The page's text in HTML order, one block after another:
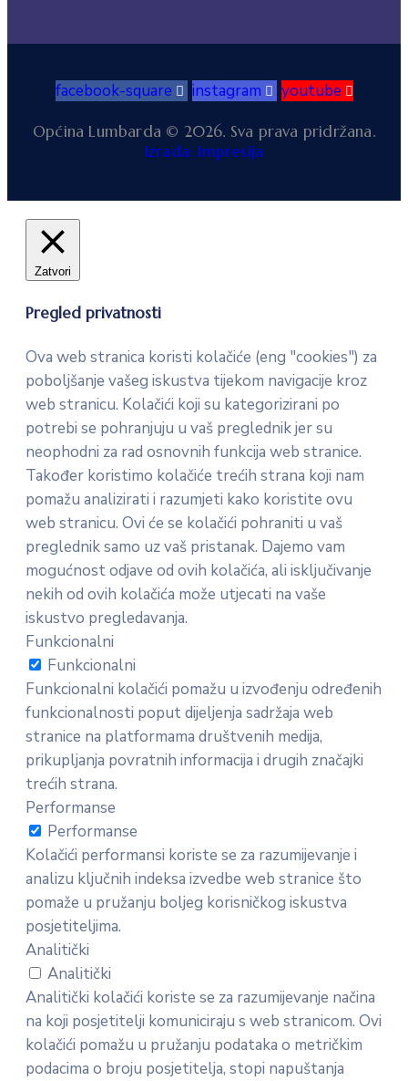
facebook-square instagram youtube
Općina Lumbarda © 2026. Sva prava pridržana.
Izrada: Impresija
Zatvori
Pregled privatnosti
Ova web stranica koristi kolačiće (eng "cookies") za
poboljšanje vašeg iskustva tijekom navigacije kroz
web stranicu. Kolačići koji su kategorizirani po
potrebi se pohranjuju u vaš preglednik jer su
neophodni za rad osnovnih funkcija web stranice.
Također koristimo kolačiće trećih strana koji nam
pomažu analizirati i razumjeti kako koristite ovu
web stranicu. Ovi će se kolačići pohraniti u vaš
preglednik samo uz vaš pristanak. Dajemo vam
mogućnost odjave od ovih kolačića, ali isključivanje
nekih od ovih kolačića može utjecati na vaše
iskustvo pregledavanja.
Funkcionalni
Funkcionalni
Funkcionalni kolačići pomažu u izvođenju određenih
funkcionalnosti poput dijeljenja sadržaja web
stranice na platformama društvenih medija,
prikupljanja povratnih informacija i drugih značajki
trećih strana.
Performanse
Performanse
Kolačići performansi koriste se za razumijevanje i
analizu ključnih indeksa izvedbe web stranice što
pomaže u pružanju boljeg korisničkog iskustva
posjetiteljima.
Analitički
Analitički
Analitički kolačići koriste se za razumijevanje načina
na koji posjetitelji komuniciraju s web stranicom. Ovi
kolačići pomažu u pružanju podataka o metričkim
podacima o broju posjetitelja, stopi napuštanja